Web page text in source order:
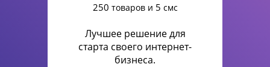
250 товаров и 5 смс
Лучшее решение для
старта своего интернет-
бизнеса.